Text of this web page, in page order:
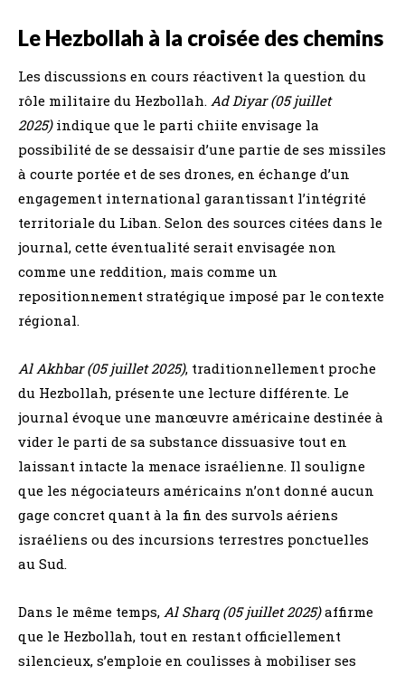
Le Hezbollah à la croisée des chemins
Les discussions en cours réactivent la question du
rôle militaire du Hezbollah. Ad Diyar (05 juillet
2025)indique que le parti chiite envisage la
possibilité de se dessaisir d’une partie de ses missiles
à courte portée et de ses drones, en échange d’un
engagement international garantissant l’intégrité
territoriale du Liban. Selon des sources citées dans le
journal, cette éventualité serait envisagée non
comme une reddition, mais comme un
repositionnement stratégique imposé par le contexte
régional.
Al Akhbar (05 juillet 2025), traditionnellement proche
du Hezbollah, présente une lecture différente. Le
journal évoque une manœuvre américaine destinée à
vider le parti de sa substance dissuasive tout en
laissant intacte la menace israélienne. Il souligne
que les négociateurs américains n’ont donné aucun
gage concret quant à la fin des survols aériens
israéliens ou des incursions terrestres ponctuelles
au Sud.
Dans le même temps, Al Sharq (05 juillet 2025)affirme
que le Hezbollah, tout en restant officiellement
silencieux, s’emploie en coulisses à mobiliser ses